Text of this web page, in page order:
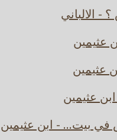
الالباني
عثيمين
عثيمين
عثيمين
في بيت... - ابن عثيمين